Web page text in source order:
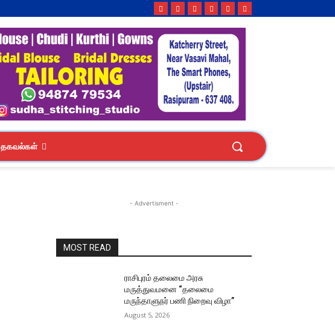
தகவல்கள்
- Advertisment -
MOST READ
ராசிபுரம் தலைமை அரசு
மருத்துவமனை “தலைமை
மருந்தாளுநர் பணி நிறைவு விழா”
August 5, 2026